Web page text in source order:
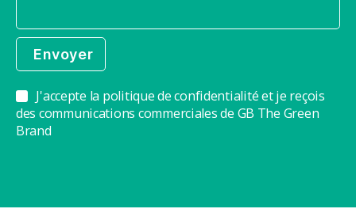
J'accepte la politique de confidentialité et je reçois
des communications commerciales de GB The Green
Brand